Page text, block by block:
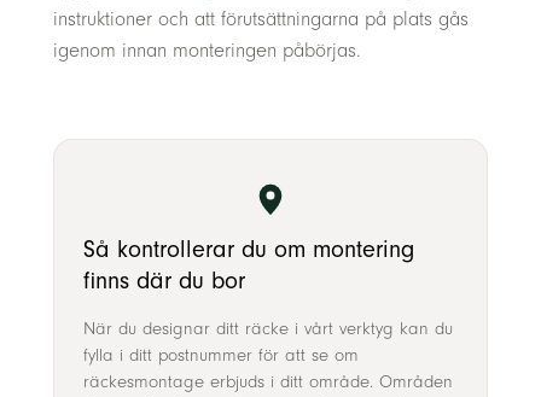
instruktioner och att förutsättningarna på plats gås
igenom innan monteringen påbörjas.
Så kontrollerar du om montering
finns där du bor
När du designar ditt räcke i vårt verktyg kan du
fylla i ditt postnummer för att se om
räckesmontage erbjuds i ditt område. Områden